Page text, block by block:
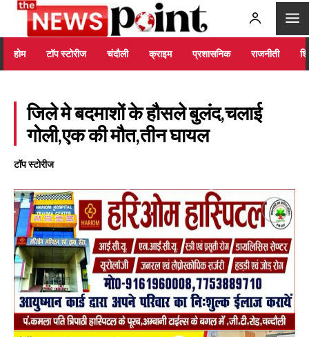
होम टॉप स्टोरीज चंदौली क्राइम प्रशासनिक राजनीती
जिले मे बदमाशों के हौसले बुलंद,चलाई
गोली,एक की मौत,तीन घायल
टॉप स्टोरीज